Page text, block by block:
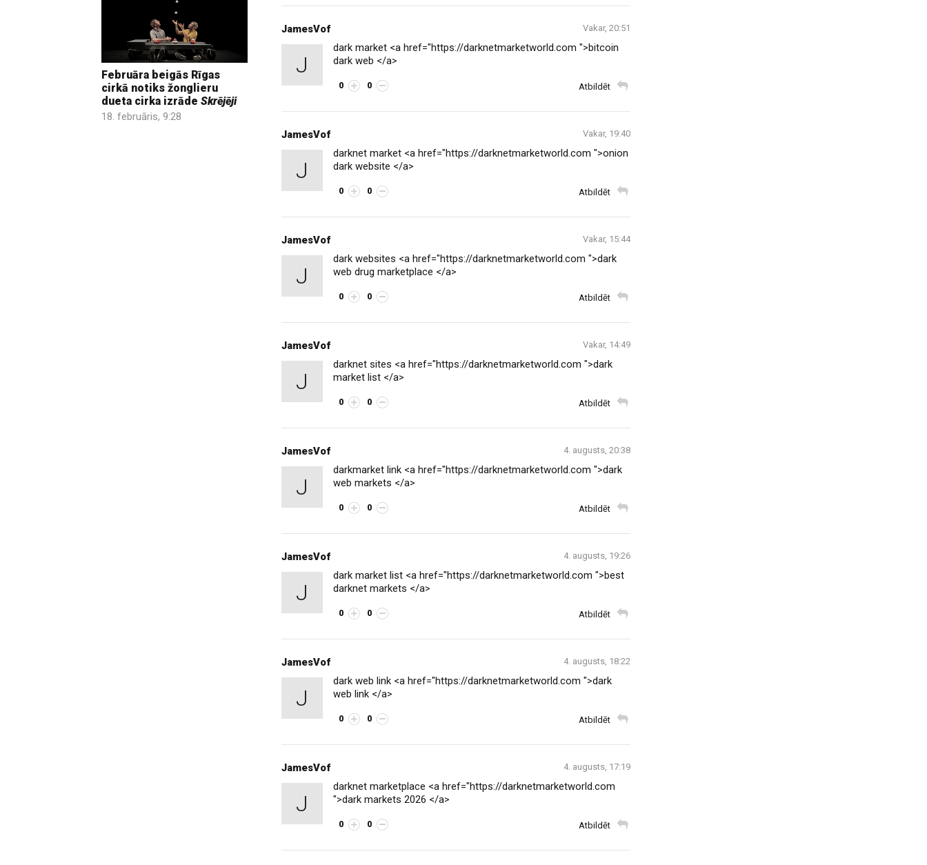
Februāra beigās Rīgas
cirkā notiks žonglieru
dueta cirka izrāde Skrējēji
18. februāris, 9:28
Vakar, 20:51
JamesVof
J
dark market <a href="https://darknetmarketworld.com ">bitcoin
dark web </a>
Atbildēt
0 0
Vakar, 19:40
JamesVof
J
darknet market <a href="https://darknetmarketworld.com ">onion
dark website </a>
Atbildēt
0 0
Vakar, 15:44
JamesVof
J
dark websites <a href="https://darknetmarketworld.com ">dark
web drug marketplace </a>
Atbildēt
0 0
Vakar, 14:49
JamesVof
J
darknet sites <a href="https://darknetmarketworld.com ">dark
market list </a>
Atbildēt
0 0
4. augusts, 20:38
JamesVof
J
darkmarket link <a href="https://darknetmarketworld.com ">dark
web markets </a>
Atbildēt
0 0
4. augusts, 19:26
JamesVof
J
dark market list <a href="https://darknetmarketworld.com ">best
darknet markets </a>
Atbildēt
0 0
4. augusts, 18:22
JamesVof
J
dark web link <a href="https://darknetmarketworld.com ">dark
web link </a>
Atbildēt
0 0
4. augusts, 17:19
JamesVof
J
darknet marketplace <a href="https://darknetmarketworld.com
">dark markets 2026 </a>
Atbildēt
0 0